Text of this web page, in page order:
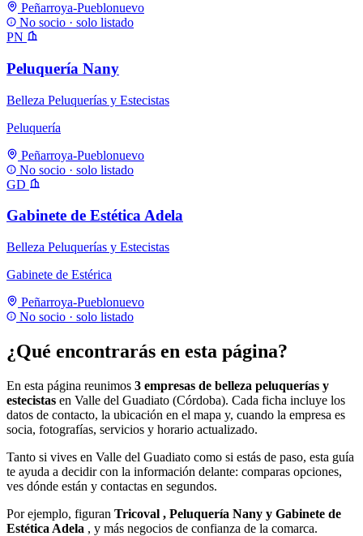
Peñarroya-Pueblonuevo
No socio · solo listado
PN
Peluquería Nany
Belleza Peluquerías y Estecistas
Peluquería
Peñarroya-Pueblonuevo
No socio · solo listado
GD
Gabinete de Estética Adela
Belleza Peluquerías y Estecistas
Gabinete de Estérica
Peñarroya-Pueblonuevo
No socio · solo listado
¿Qué encontrarás en esta página?
En esta página reunimos 3 empresas de belleza peluquerías y
estecistas en Valle del Guadiato (Córdoba). Cada ficha incluye los
datos de contacto, la ubicación en el mapa y, cuando la empresa es
socia, fotografías, servicios y horario actualizado.
Tanto si vives en Valle del Guadiato como si estás de paso, esta guía
te ayuda a decidir con la información delante: comparas opciones,
ves dónde están y contactas en segundos.
Por ejemplo, figuran Tricoval , Peluquería Nany y Gabinete de
Estética Adela , y más negocios de confianza de la comarca.